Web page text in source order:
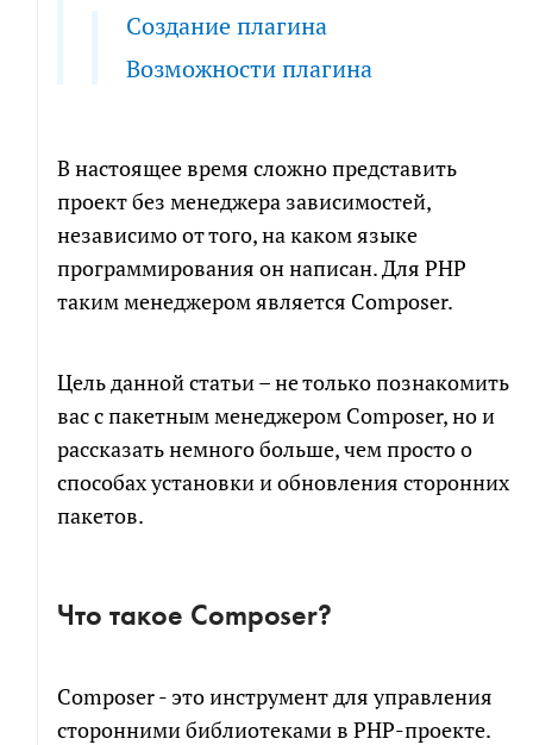
Создание плагина
Возможности плагина
В настоящее время сложно представить
проект без менеджера зависимостей,
независимо от того, на каком языке
программирования он написан. Для PHP
таким менеджером является Composer.
Цель данной статьи – не только познакомить
вас с пакетным менеджером Composer, но и
рассказать немного больше, чем просто о
способах установки и обновления сторонних
пакетов.
Что такое Composer?
Composer - это инструмент для управления
сторонними библиотеками в PHP-проекте.